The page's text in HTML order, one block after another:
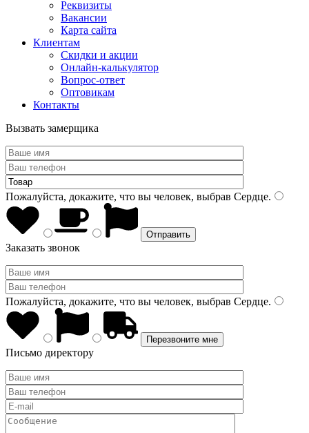
Реквизиты
Вакансии
Карта сайта
Клиентам
Скидки и акции
Онлайн-калькулятор
Вопрос-ответ
Оптовикам
Контакты
Вызвать замерщика
Пожалуйста, докажите, что вы человек, выбрав Сердце.
Заказать звонок
Пожалуйста, докажите, что вы человек, выбрав Сердце.
Письмо директору